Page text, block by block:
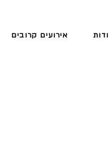
אירועים קרובים